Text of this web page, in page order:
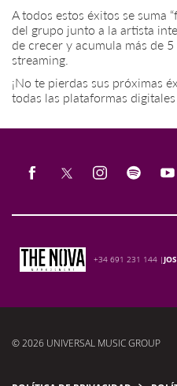
A todos estos éxitos se suma
del grupo junto a la artista
de crecer y acumula más de
streaming.
¡No te pierdas sus próximas
todas las plataformas
+34 691 231 144 |
© 2026 UNIVERSAL MUSIC GROUP